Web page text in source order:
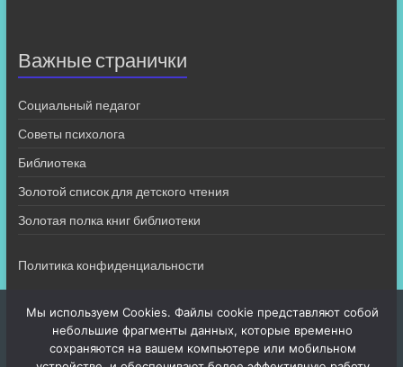
Важные странички
Социальный педагог
Советы психолога
Библиотека
Золотой список для детского чтения
Золотая полка книг библиотеки
Политика конфиденциальности
Мы используем Cookies. Файлы cookie представляют собой
небольшие фрагменты данных, которые временно
сохраняются на вашем компьютере или мобильном